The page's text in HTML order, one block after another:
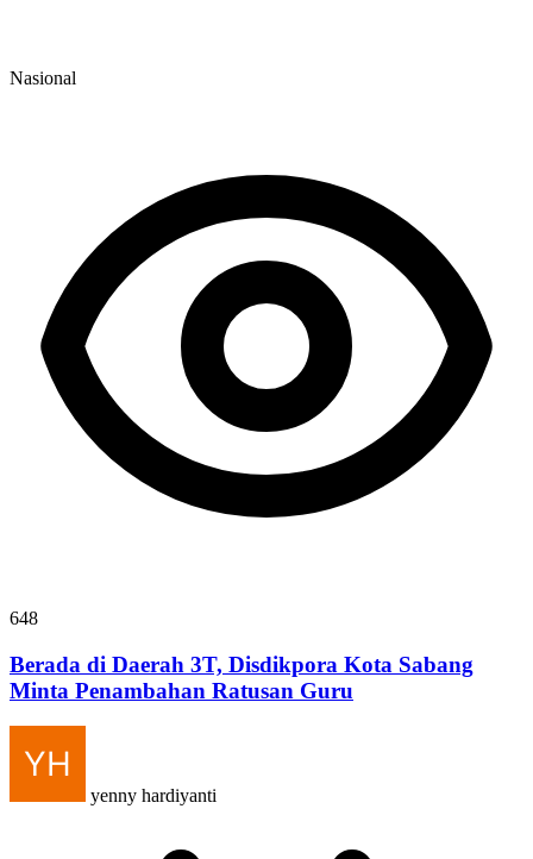
Nasional
648
Berada di Daerah 3T, Disdikpora Kota Sabang
Minta Penambahan Ratusan Guru
yenny hardiyanti